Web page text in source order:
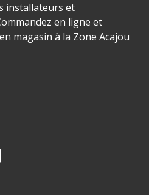
installateurs et
en ligne et
magasin à la Zone Acajou